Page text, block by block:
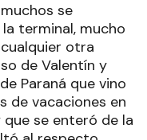
se
terminal, mucho
otra
de Valentín y
Paraná que vino
de vacaciones en
se enteró de la